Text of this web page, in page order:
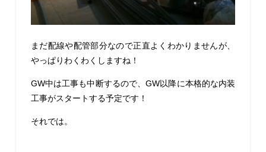
まだ配線や配管部分なので正直よくわかりませんが、
やっぱりわくわくしますね！
GW中は工事も中断するので、GW以降に本格的な内装
工事がスタートする予定です！
それでは。